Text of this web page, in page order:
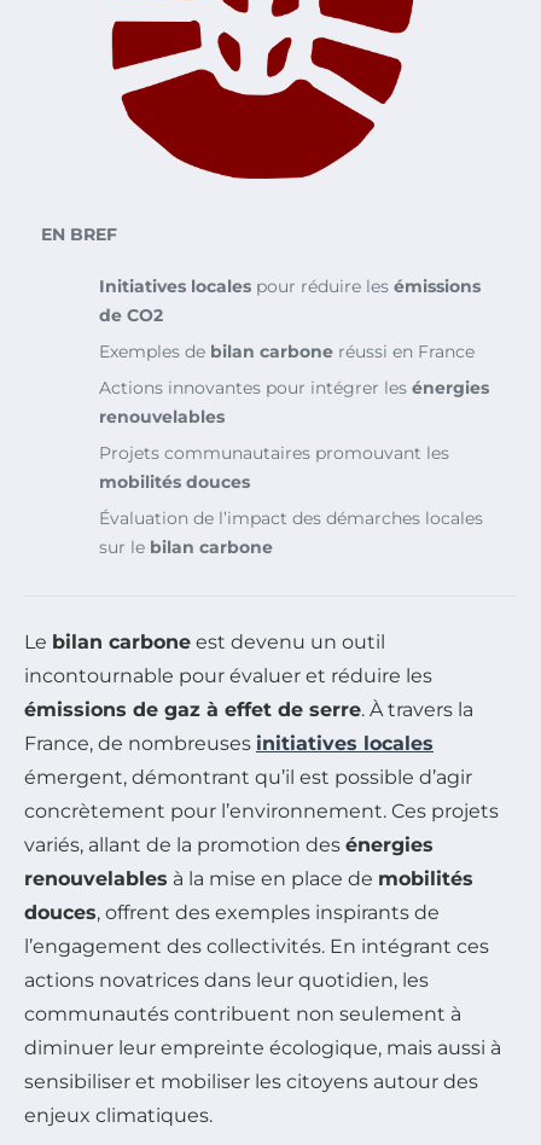
EN BREF
Initiatives locales pour réduire les émissions
de CO2
Exemples de bilan carbone réussi en France
Actions innovantes pour intégrer les énergies
renouvelables
Projets communautaires promouvant les
mobilités douces
Évaluation de l’impact des démarches locales
sur le bilan carbone
Le bilan carbone est devenu un outil
incontournable pour évaluer et réduire les
émissions de gaz à effet de serre. À travers la
France, de nombreuses initiatives locales
émergent, démontrant qu’il est possible d’agir
concrètement pour l’environnement. Ces projets
variés, allant de la promotion des énergies
renouvelables à la mise en place de mobilités
douces, offrent des exemples inspirants de
l’engagement des collectivités. En intégrant ces
actions novatrices dans leur quotidien, les
communautés contribuent non seulement à
diminuer leur empreinte écologique, mais aussi à
sensibiliser et mobiliser les citoyens autour des
enjeux climatiques.